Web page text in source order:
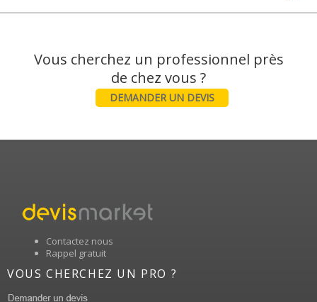
Vous cherchez un professionnel près
DEMANDER UN DEVIS
Contactez nous
Rappel gratuit
VOUS CHERCHEZ UN PRO ?